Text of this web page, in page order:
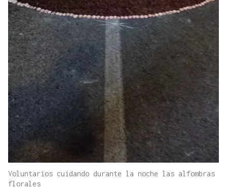
Voluntarios cuidando durante la noche las alfombras
florales